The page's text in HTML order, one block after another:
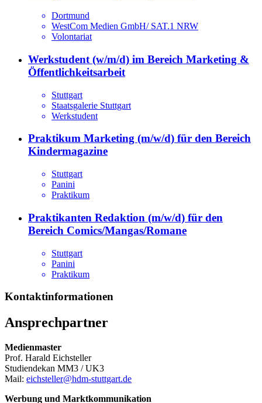
Dortmund
WestCom Medien GmbH/ SAT.1 NRW
Volontariat
Werkstudent (w/m/d) im Bereich Marketing &
Öffentlichkeitsarbeit
Stuttgart
Staatsgalerie Stuttgart
Werkstudent
Praktikum Marketing (m/w/d) für den Bereich
Kindermagazine
Stuttgart
Panini
Praktikum
Praktikanten Redaktion (m/w/d) für den
Bereich Comics/Mangas/Romane
Stuttgart
Panini
Praktikum
Kontaktinformationen
Ansprechpartner
Medienmaster
Prof. Harald Eichsteller
Studiendekan MM3 / UK3
Mail: eichsteller@hdm-stuttgart.de
Werbung und Marktkommunikation